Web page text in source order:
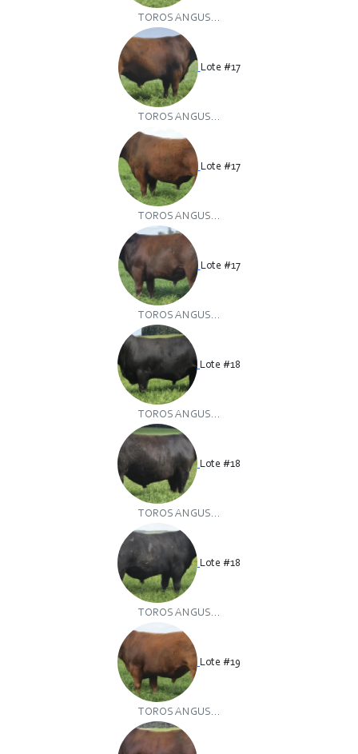
TOROS ANGUS...
Lote #17
TOROS ANGUS...
Lote #17
TOROS ANGUS...
Lote #17
TOROS ANGUS...
Lote #18
TOROS ANGUS...
Lote #18
TOROS ANGUS...
Lote #18
TOROS ANGUS...
Lote #19
TOROS ANGUS...